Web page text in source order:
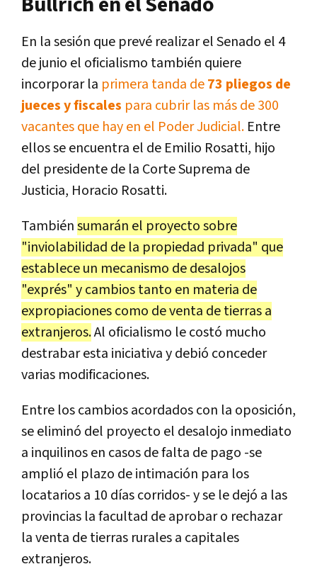
En la sesión que prevé realizar el Senado el 4
de junio el oficialismo también quiere
incorporar la primera tanda de73 pliegos de
jueces y fiscales para cubrir las más de 300
vacantes que hay en el Poder Judicial. Entre
ellos se encuentra el de Emilio Rosatti, hijo
del presidente de la Corte Suprema de
Justicia, Horacio Rosatti.
Tambiénsumarán el proyecto sobre
"inviolabilidad de la propiedad privada" que
establece un mecanismo de desalojos
"exprés" y cambios tanto en materia de
expropiaciones como de venta de tierras a
extranjeros.Al oficialismo le costó mucho
destrabar esta iniciativa y debió conceder
varias modificaciones.
Entre los cambios acordados con la oposición,
se eliminó del proyecto el desalojo inmediato
a inquilinos en casos de falta de pago -se
amplió el plazo de intimación para los
locatarios a 10 días corridos- y se le dejó a las
provincias la facultad de aprobar o rechazar
la venta de tierras rurales a capitales
extranjeros.